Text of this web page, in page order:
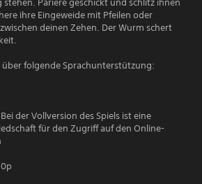
ihre Eingeweide mit Pfeilen oder
deinen Zehen. Der Wurm schert
folgende Sprachunterstützung:
der Vollversion des Spiels ist eine
für den Zugriff auf den Online-